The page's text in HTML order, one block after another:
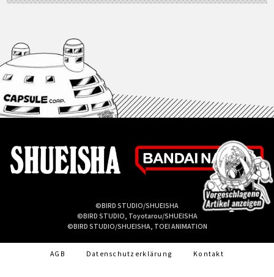
©BIRD STUDIO/SHUEISHA
©BIRD STUDIO, Toyotarou/SHUEISHA
©BIRD STUDIO/SHUEISHA, TOEI ANIMATION
AGB Datenschutzerklärung Kontakt